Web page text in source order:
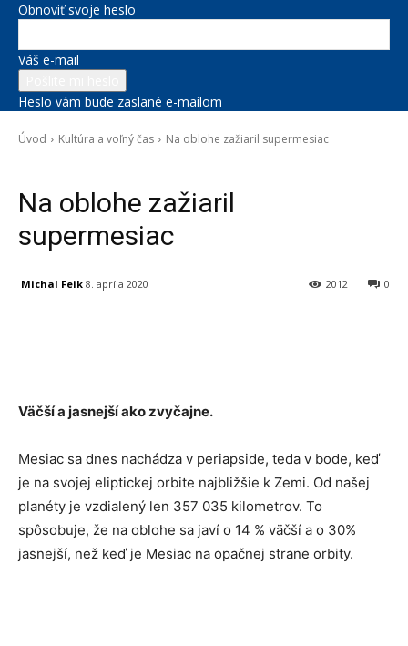
Obnoviť svoje heslo
Váš e-mail
Heslo vám bude zaslané e-mailom
Úvod Kultúra a voľný čas Na oblohe zažiaril supermesiac
Na oblohe zažiaril
supermesiac
Michal Feik 8. apríla 2020 0
2012
Väčší a jasnejší ako zvyčajne.
Mesiac sa dnes nachádza v periapside, teda v bode, keď
je na svojej eliptickej orbite najbližšie k Zemi. Od našej
planéty je vzdialený len 357 035 kilometrov. To
spôsobuje, že na oblohe sa javí o 14 % väčší a o 30%
jasnejší, než keď je Mesiac na opačnej strane orbity.